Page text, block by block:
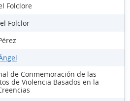
Folclore
Folclor
de Conmemoración de las
de Violencia Basados en la